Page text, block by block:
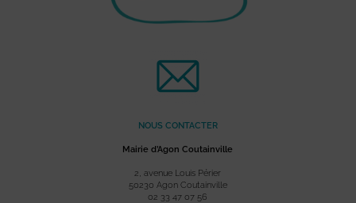
NOUS CONTACTER
Mairie d’Agon Coutainville
2, avenue Louis Périer
50230 Agon Coutainville
02 33 47 07 56